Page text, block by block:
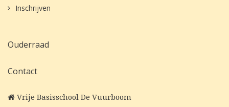
Inschrijven
Ouderraad
Contact
Vrije Basisschool De Vuurboom